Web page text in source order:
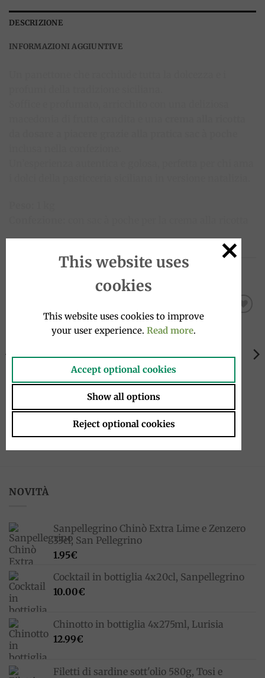
DESCRIZIONE
INFORMAZIONI AGGIUNTIVE
Add to
wishlist
PRODOTTI NATALIZI
Classic Milan Panettone 1kg,
21.50€
PRODOTTI NATALIZI
Pandoro 750g, Maina
16.90€
NOVITÀ
Sanpellegrino Chinò Extra Lime e Zenzero
33cl, San Pellegrino
1.95€
Cocktail in bottiglia 4x20cl, Sanpellegrino
10.00€
Chinotto in bottiglia 4x275ml, Lurisia
12.99€
Filetti di sardine sott'olio 580g, Tosi e
This website uses
cookies
This website uses cookies to improve
your user experience. Read more.
Accept optional cookies
Show all options
Reject optional cookies